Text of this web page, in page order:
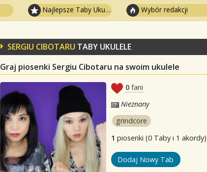
Najlepsze Taby Ukulele Wybór redakcji
SERGIU CIBOTARU TABY UKULELE
Graj piosenki Sergiu Cibotaru na swoim ukulele
0 fani
Nieznany
grindcore
1 piosenki (0 Taby i 1 akordy)
Dodaj Nowy Tab